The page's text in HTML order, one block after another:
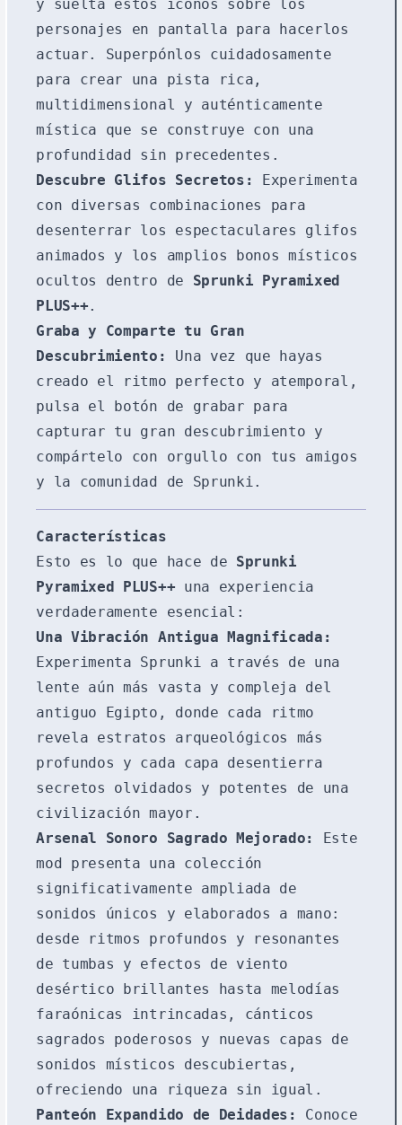
y suelta estos íconos sobre los
personajes en pantalla para hacerlos
actuar. Superpónlos cuidadosamente
para crear una pista rica,
multidimensional y auténticamente
mística que se construye con una
profundidad sin precedentes.
Descubre Glifos Secretos:
Experimenta
con diversas combinaciones para
desenterrar los espectaculares glifos
animados y los amplios bonos místicos
ocultos dentro de Sprunki Pyramixed
PLUS++.
Graba y Comparte tu Gran
Descubrimiento:
Una vez que hayas
creado el ritmo perfecto y atemporal,
pulsa el botón de grabar para
capturar tu gran descubrimiento y
compártelo con orgullo con tus amigos
y la comunidad de Sprunki.
Características
Esto es lo que hace de Sprunki
Pyramixed PLUS++ una experiencia
verdaderamente esencial:
Una Vibración Antigua Magnificada:
Experimenta Sprunki a través de una
lente aún más vasta y compleja del
antiguo Egipto, donde cada ritmo
revela estratos arqueológicos más
profundos y cada capa desentierra
secretos olvidados y potentes de una
civilización mayor.
Arsenal Sonoro Sagrado Mejorado:
Este
mod presenta una colección
significativamente ampliada de
sonidos únicos y elaborados a mano:
desde ritmos profundos y resonantes
de tumbas y efectos de viento
desértico brillantes hasta melodías
faraónicas intrincadas, cánticos
sagrados poderosos y nuevas capas de
sonidos místicos descubiertas,
ofreciendo una riqueza sin igual.
Panteón Expandido de Deidades:
Conoce